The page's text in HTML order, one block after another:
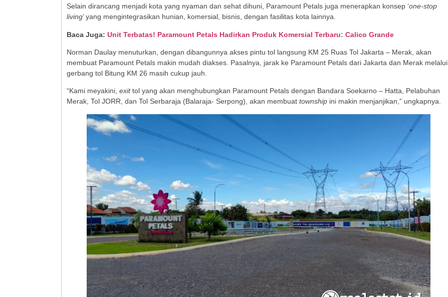
Selain dirancang menjadi kota yang nyaman dan sehat dihuni, Paramount Petals juga menerapkan konsep ‘one-stop
living’ yang mengintegrasikan hunian, komersial, bisnis, dengan fasilitas kota lainnya.
Baca Juga: Unit Terbatas! Paramount Petals Hadirkan Produk Komersial Terbaru: Calico Grande
Norman Daulay menuturkan, dengan dibangunnya akses pintu tol langsung KM 25 Ruas Tol Jakarta – Merak, akan
membuat Paramount Petals makin mudah diakses. Pasalnya, jarak ke Paramount Petals dari Jakarta dan Merak melalui
gerbang tol Bitung KM 26 masih cukup jauh.
“Kami meyakini, exittol yang akan menghubungkan Paramount Petals dengan Bandara Soekarno – Hatta, Pelabuhan
Merak, Tol JORR, dan Tol Serbaraja (Balaraja- Serpong), akan membuat township ini makin menjanjikan,” ungkapnya.